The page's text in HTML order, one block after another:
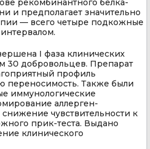
и предполагает значительно
— всего четыре подкожные
I фаза клинических
30 добровольцев. Препарат
профиль
переносимость. Также были
иммунологические
аллерген-
чувствительности к
прик-теста. Выдано
клинического